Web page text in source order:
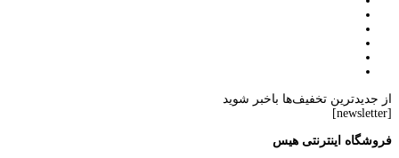
از جدیدترین تخفیف‌ها باخبر شوید
[newsletter]
فروشگاه اینترنتی هیس